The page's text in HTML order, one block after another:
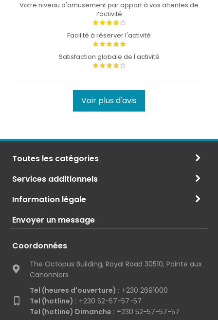
Votre niveau d'amusement par apport à vos attentes de
l’activité
Facilité à réserver l'activité
Satisfaction globale de l'activité
Voir plus d'avis
Toutes les catégories
Services additionnels
Information légale
Envoyer un message
Coordonnées
The Octopus Building, Royal Road 30510, Pointe aux
Canonniers
Tel (heures d'ouverture) : +230 2691000
Tel (hotline) : +230 52-57-57-57
Tel (hotline) Dimanche : +230 52-57-57-57